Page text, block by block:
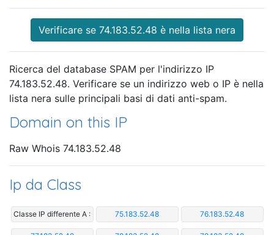
Verificare se 74.183.52.48 è nella lista nera
Ricerca del database SPAM per l'indirizzo IP
74.183.52.48. Verificare se un indirizzo web o IP è nella
lista nera sulle principali basi di dati anti-spam.
Domain on this IP
Raw Whois 74.183.52.48
Ip da Class
Classe IP differente A : 75.183.52.48 76.183.52.48